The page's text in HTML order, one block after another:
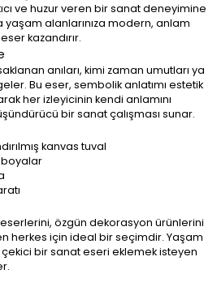
ve huzur veren bir sanat deneyimine
yaşam alanlarınıza modern, anlam
kazandırır.
anıları, kimi zaman umutları ya
Bu eser, sembolik anlatımı estetik
her izleyicinin kendi anlamını
bir sanat çalışması sunar.
kanvas tuval
boyalar
özgün dekorasyon ürünlerini
herkes için ideal bir seçimdir. Yaşam
çekici bir sanat eseri eklemek isteyen